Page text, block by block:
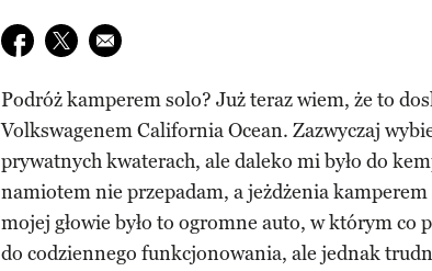
Udostępnij na facebook
Udostępnij na twitter
E-mail do przyjaciela
Podróż kamperem solo? Już teraz wiem, że to
Volkswagenem California Ocean. Zazwyczaj
prywatnych kwaterach, ale daleko mi było do
namiotem nie przepadam, a jeżdżenia
mojej głowie było to ogromne auto, w którym co
do codziennego funkcjonowania, ale jednak